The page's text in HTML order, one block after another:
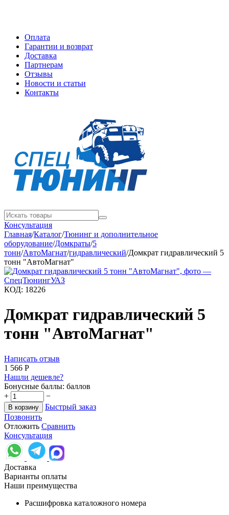
Оплата
Гарантии и возврат
Доставка
Партнерам
Отзывы
Новости и статьи
Контакты
Консультация
Главная/Каталог/Тюнинг и дополнительное
оборудование/Домкраты/5
тонн/АвтоМагнат/гидравлический/Домкрат гидравлический 5
тонн "АвтоМагнат"
КОД: 18226
Домкрат гидравлический 5
тонн "АвтоМагнат"
Написать отзыв
1 566 Р
Нашли дешевле?
Бонусные баллы: баллов
+
−
В корзину
Быстрый заказ
Позвонить
Отложить Сравнить
Консультация
Доставка
Варианты оплаты
Наши преимущества
Расшифровка каталожного номера